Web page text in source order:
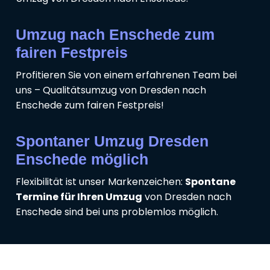
Umzug nach Enschede zum
fairen Festpreis
Profitieren Sie von einem erfahrenen Team bei
uns – Qualitätsumzug von Dresden nach
Enschede zum fairen Festpreis!
Spontaner Umzug Dresden
Enschede möglich
Flexibilität ist unser Markenzeichen: Spontane
Termine für Ihren Umzug von Dresden nach
Enschede sind bei uns problemlos möglich.